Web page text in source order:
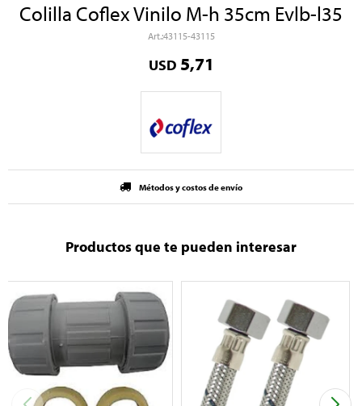
Colilla Coflex Vinilo M-h 35cm Evlb-l35
43115-43115
USD 5,71
Métodos y costos de envío
Productos que te pueden interesar